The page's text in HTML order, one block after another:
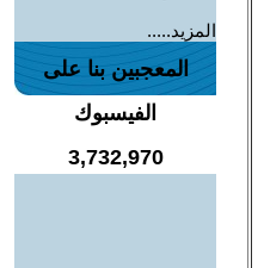
المزيد.....
المعجبين بنا على
الفيسبوك
3,732,970